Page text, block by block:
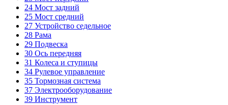
24 Мост задний
25 Мост средний
27 Устройство седельное
28 Рама
29 Подвеска
30 Ось передняя
31 Колеса и ступицы
34 Рулевое управление
35 Тормозная система
37 Электрооборудование
39 Инструмент